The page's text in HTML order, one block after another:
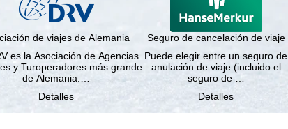
de viajes de Alemania
es la Asociación de Agencias
y Turoperadores más grande
de Alemania.…
Detalles
Seguro de cancelación de viaje
Puede elegir entre un seguro de
anulación de viaje (incluido el
seguro de …
Detalles